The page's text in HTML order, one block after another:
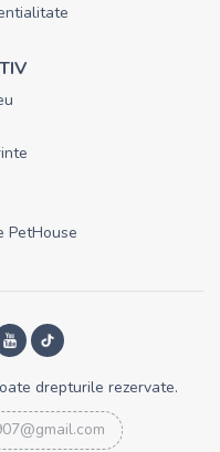
PetHouse
drepturile rezervate.